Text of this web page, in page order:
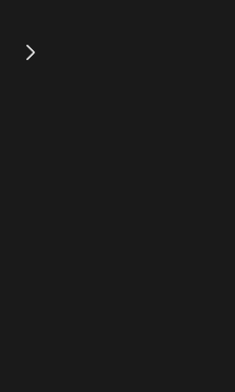
り、危険なモンスターがウヨウヨい
る王立食料庫に閉じ込められ食材調